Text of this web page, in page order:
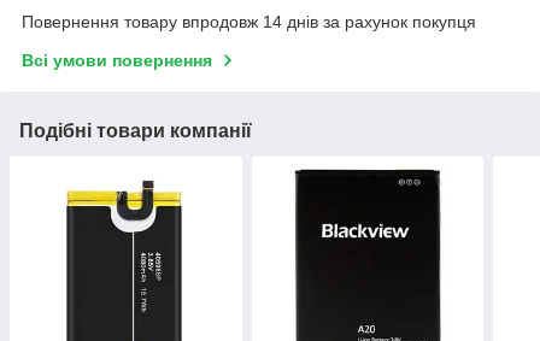
Повернення товару впродовж 14 днів за рахунок покупця
Всі умови повернення
Подібні товари компанії